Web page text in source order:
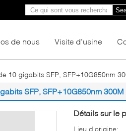
de nous Visite d'usine
10 gigabits SFP, SFP+10G850nm
SFP, SFP+10G850nm
Détails sur le
Lieu d'origine: